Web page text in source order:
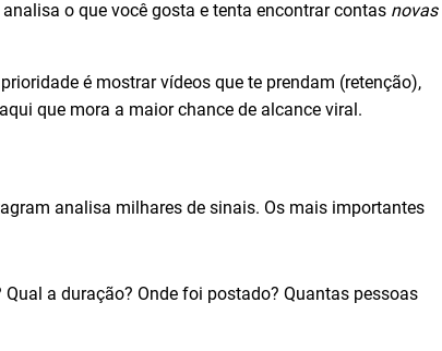
analisa o que você gosta e tenta encontrar contas novas
prioridade é mostrar vídeos que te prendam (retenção),
que mora a maior chance de alcance viral.
analisa milhares de sinais. Os mais importantes
a duração? Onde foi postado? Quantas pessoas